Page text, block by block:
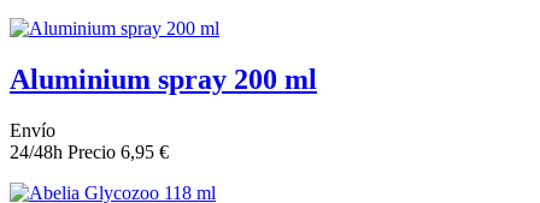
Aluminium spray 200 ml
Envío
24/48h Precio 6,95 €